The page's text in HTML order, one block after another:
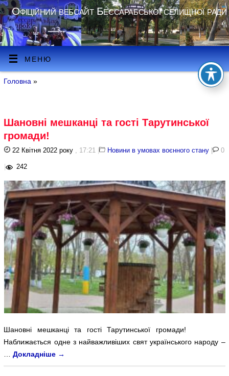
Офіційний вебсайт Бессарабської селищної ради
МЕНЮ
Головна »
Шановні мешканці та гості Тарутинської
громади!
22 Квітня 2022 року , 17:21 | Новини в умовах воєнного стану | 0
| 242
Шановні мешканці та гості Тарутинської громади!
Наближається одне з найважливіших свят українського народу –
…Докладніше →